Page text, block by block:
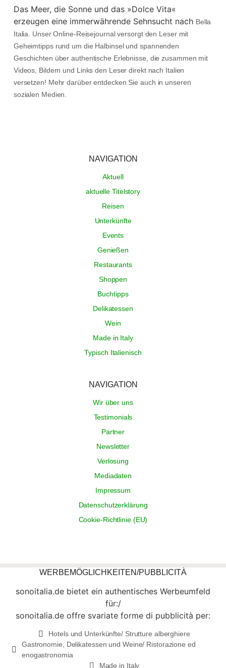
Das Meer, die Sonne und das »Dolce Vita«
erzeugen eine immerwährende Sehnsucht nach Bella
Italia. Unser Online-Reisejournal versorgt den Leser mit
Geheimtipps rund um die Halbinsel und spannenden
Geschichten über authentische Erlebnisse, die zusammen mit
Videos, Bildern und Links den Leser direkt nach Italien
versetzen! Mehr darüber entdecken Sie auch in unseren
sozialen Medien.
NAVIGATION
Aktuell
aktuelle Titelstory
Reisen
Unterkünfte
Events
Genießen
Restaurants
Shoppen
Buchtipps
Delikatessen
Wein
Made in Italy
Typisch Italienisch
NAVIGATION
Wir über uns
Testimonials
Partner
Newsletter
Verlosung
Mediadaten
Impressum
Datenschutzerklärung
Cookie-Richtlinie (EU)
WERBEMÖGLICHKEITEN/PUBBLICITÀ
sonoitalia.de bietet ein authentisches Werbeumfeld
für:/
sonoitalia.de offre svariate forme di pubblicità per:
Hotels und Unterkünfte/ Strutture alberghiere
Gastronomie, Delikatessen und Weine/ Ristorazione ed
enogastronomia
Made in Italy